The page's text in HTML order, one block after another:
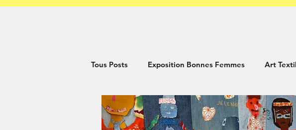
Tous Posts Exposition Bonnes Femmes Art
Service de réparation ateliers